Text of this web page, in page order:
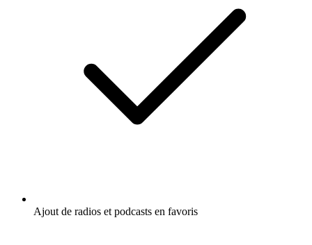
Ajout de radios et podcasts en favoris